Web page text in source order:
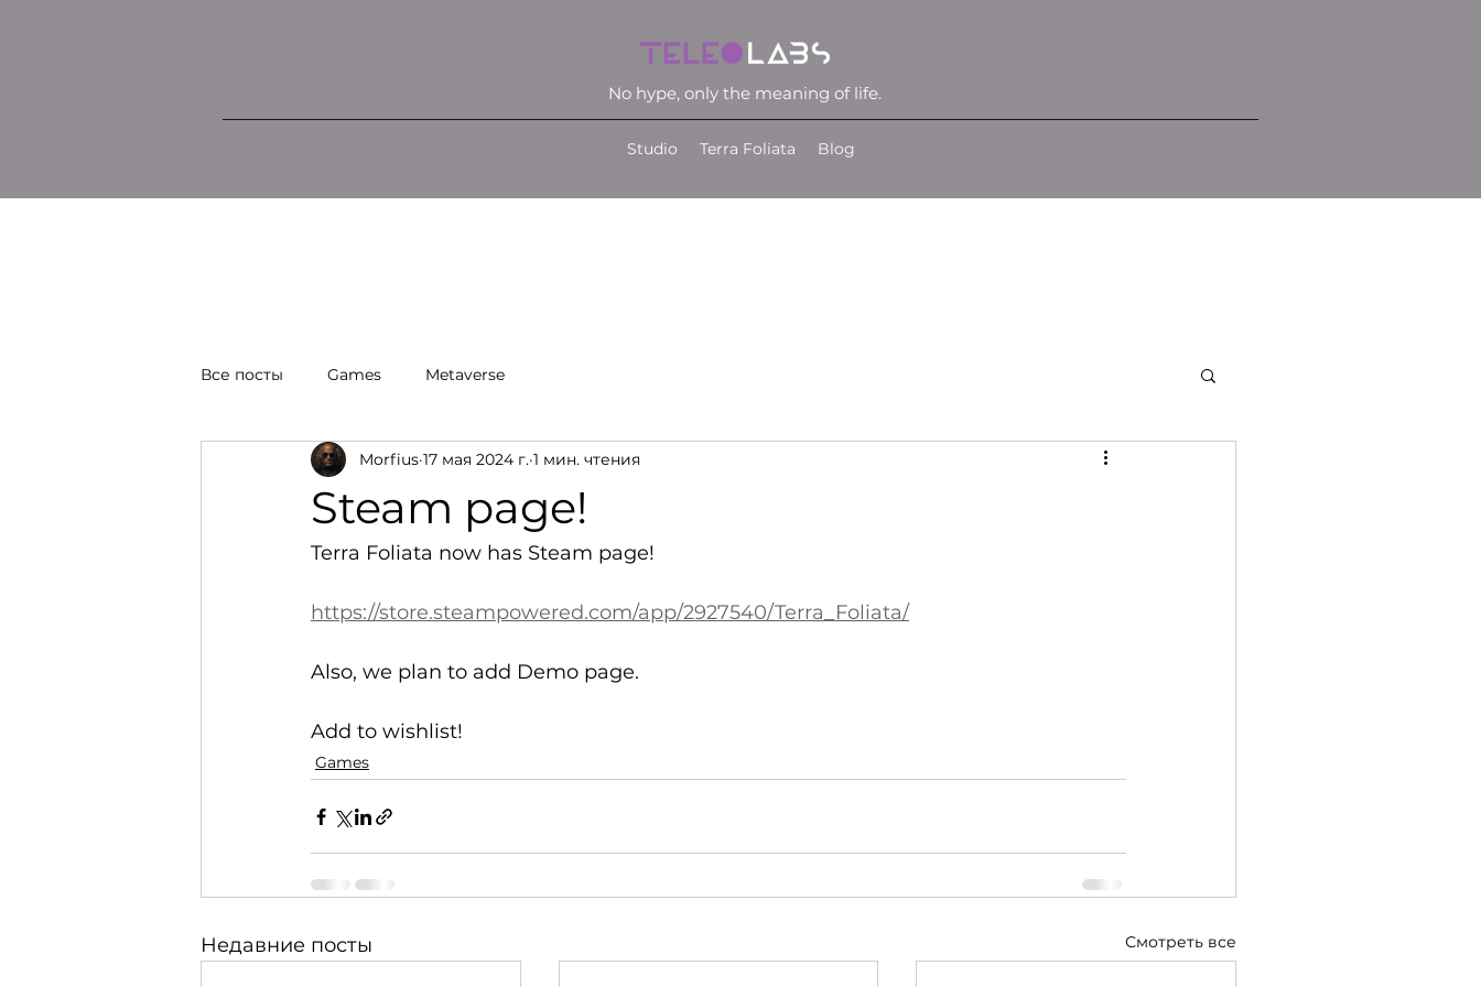
No hype, only the meaning of life.
Studio Terra Foliata Blog
Все посты Games Metaverse
Steam page!
Morfius 17 мая 2024 г. 1 мин. чтения
Terra Foliata now has Steam page!
https://store.steampowered.com/app/2927540/Terra_Foliata/
Also, we plan to add Demo page.
Add to wishlist!
Games
Недавние посты Смотреть все